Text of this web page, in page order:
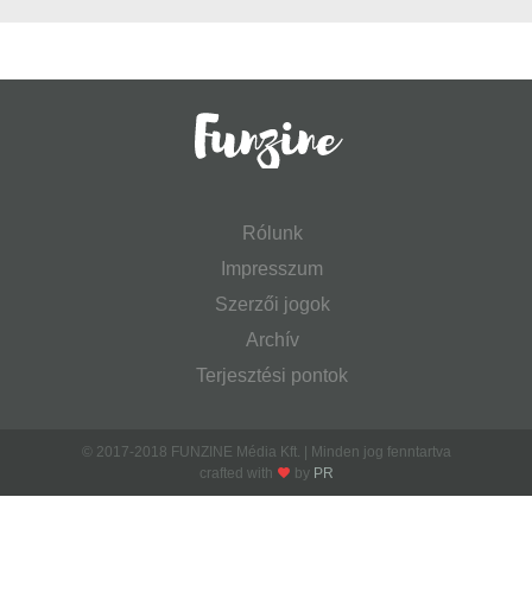
Rólunk
Impresszum
Szerzői jogok
Archív
Terjesztési pontok
© 2017-2018 FUNZINE Média Kft. | Minden jog fenntartva
crafted with
by PR